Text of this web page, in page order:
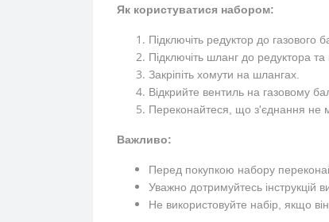
Як користуватися набором:
Підключіть редуктор до газового
Підключіть шланг до редуктора та
Закріпіть хомути на шлангах.
Відкрийте вентиль на газовому
Переконайтеся, що з'єднання не
Важливо:
Перед покупкою набору
Уважно дотримуйтесь інструкцій
Не використовуйте набір, якщо